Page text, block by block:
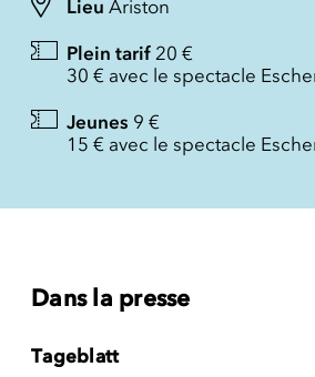
Lieu Ariston
Plein tarif 20 €
30 € avec le spectacle
Jeunes 9 €
15 € avec le spectacle
Dans la presse
Tageblatt